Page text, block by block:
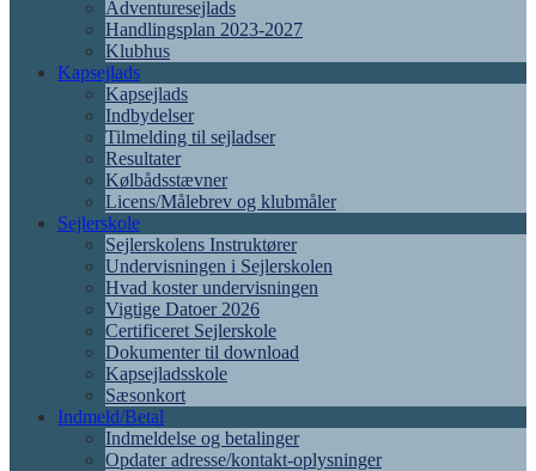
Adventuresejlads
Handlingsplan 2023-2027
Klubhus
Kapsejlads
Kapsejlads
Indbydelser
Tilmelding til sejladser
Resultater
Kølbådsstævner
Licens/Målebrev og klubmåler
Sejlerskole
Sejlerskolens Instruktører
Undervisningen i Sejlerskolen
Hvad koster undervisningen
Vigtige Datoer 2026
Certificeret Sejlerskole
Dokumenter til download
Kapsejladsskole
Sæsonkort
Indmeld/Betal
Indmeldelse og betalinger
Opdater adresse/kontakt-oplysninger